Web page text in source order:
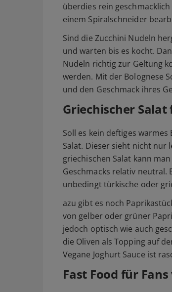
überdies rein
einem Spiralschneider
Sind die Zucchini Nudeln
und warten bis es kocht.
Nudeln richtig zur Geltung
werden. Mit der Bolognese
und den Geschmack ihres
Griechischer
Soll es kein deftiges
Salat. Dieser sieht nicht nur
griechischen Salat kann
Geschmacks relativ neutral.
unbedingt türkische oder
azu gibt es noch
von gelber oder grüner
jedoch optisch wie auch
die Oliven als Topping auf
Vegane Joghurt Sauce ist
Fast Food für